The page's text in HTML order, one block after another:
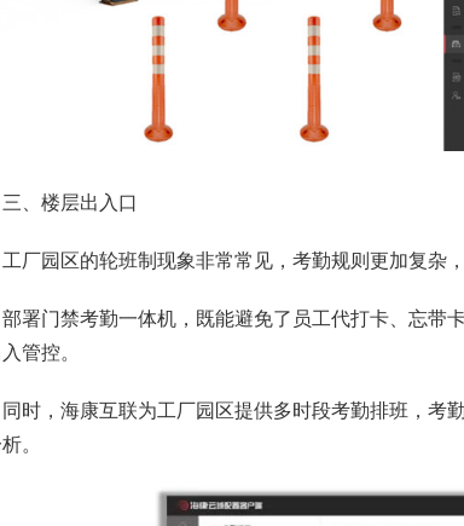
楼层出入口
园区的轮班制现象非常常见，考勤规则更加复杂，
门禁考勤一体机，既能避免了员工代打卡、忘带
管控。
，海康互联为工厂园区提供多时段考勤排班，考
。